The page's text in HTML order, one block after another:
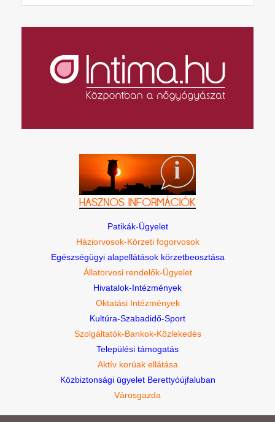
Patikák-Ügyelet
Háziorvosok-Körzeti fogorvosok
Egészségügyi alapellátások körzetbeosztása
Állatorvosi rendelők-Ügyelet
Hivatalok-Intézmények
Oktatási Intézmények
Kultúra-Szabadidő-Sport
Szolgáltatók-Bankok-Közlekedés
Települési támogatás
Aktív korúak ellátása
Közbiztonsági ügyelet Berettyóújfaluban
Városgazda